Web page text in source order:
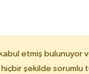
kabul etmiş bulunuyor
şekilde sorumlu